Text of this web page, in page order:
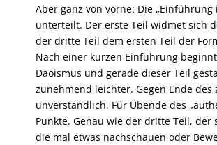
Aber ganz von vorne: Die
unterteilt. Der erste Teil widmet sich
der dritte Teil dem ersten Teil der
Nach einer kurzen Einführung
Daoismus und gerade dieser Teil
zunehmend leichter. Gegen Ende
unverständlich. Für Übende des
Punkte. Genau wie der dritte Teil,
die mal etwas nachschauen oder